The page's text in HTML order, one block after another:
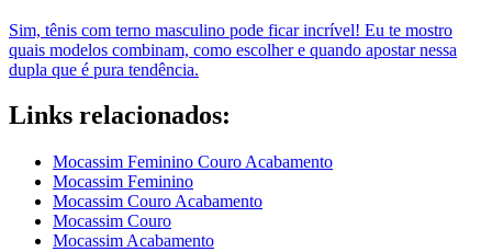
Sim, tênis com terno masculino pode ficar incrível! Eu te mostro
quais modelos combinam, como escolher e quando apostar nessa
dupla que é pura tendência.
Links relacionados:
Mocassim Feminino Couro Acabamento
Mocassim Feminino
Mocassim Couro Acabamento
Mocassim Couro
Mocassim Acabamento